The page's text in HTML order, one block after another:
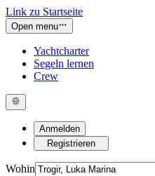
Link zu Startseite
Open menu
Yachtcharter
Segeln lernen
Crew
Anmelden
Registrieren
Wohin